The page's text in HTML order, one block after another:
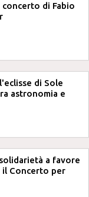
di Fabio
di Sole
astronomia e
a favore
il Concerto per